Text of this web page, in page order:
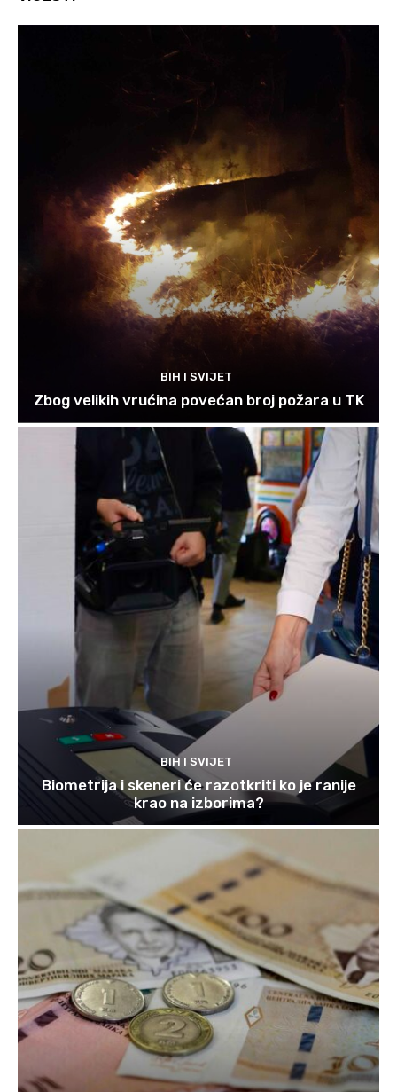
BIH I SVIJET
Zbog velikih vrućina povećan broj požara u TK
BIH I SVIJET
Biometrija i skeneri će razotkriti ko je ranije
krao na izborima?